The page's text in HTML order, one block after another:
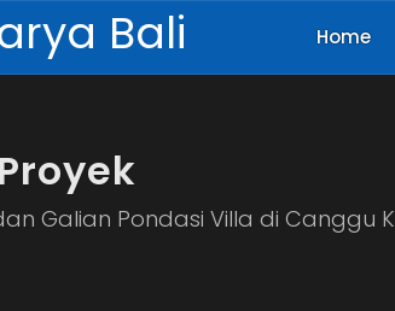
Home
Galian Pondasi Villa di Canggu